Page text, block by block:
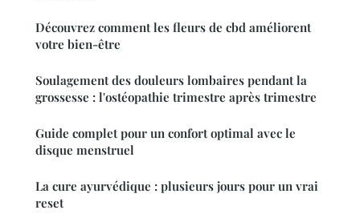
Découvrez comment les fleurs de cbd améliorent
votre bien-être
Soulagement des douleurs lombaires pendant la
grossesse : l'ostéopathie trimestre après trimestre
Guide complet pour un confort optimal avec le
disque menstruel
La cure ayurvédique : plusieurs jours pour un vrai
reset